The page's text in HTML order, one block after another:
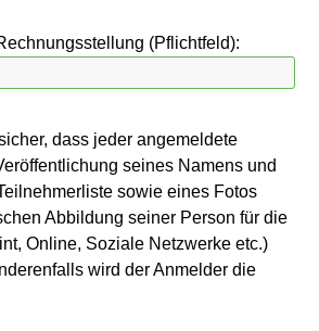
(Pflichtfeld):
dass jeder angemeldete
seines Namens und
sowie eines Fotos
Abbildung seiner Person für die
Online, Soziale Netzwerke etc.)
wird der Anmelder die